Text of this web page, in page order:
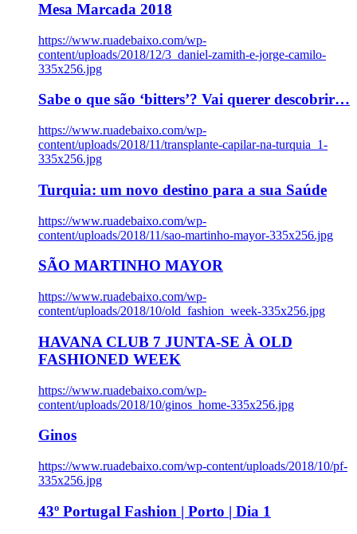
Mesa Marcada 2018
https://www.ruadebaixo.com/wp-
content/uploads/2018/12/3_daniel-zamith-e-jorge-camilo-
335x256.jpg
Sabe o que são ‘bitters’? Vai querer descobrir…
https://www.ruadebaixo.com/wp-
content/uploads/2018/11/transplante-capilar-na-turquia_1-
335x256.jpg
Turquia: um novo destino para a sua Saúde
https://www.ruadebaixo.com/wp-
content/uploads/2018/11/sao-martinho-mayor-335x256.jpg
SÃO MARTINHO MAYOR
https://www.ruadebaixo.com/wp-
content/uploads/2018/10/old_fashion_week-335x256.jpg
HAVANA CLUB 7 JUNTA-SE À OLD
FASHIONED WEEK
https://www.ruadebaixo.com/wp-
content/uploads/2018/10/ginos_home-335x256.jpg
Ginos
https://www.ruadebaixo.com/wp-content/uploads/2018/10/pf-
335x256.jpg
43º Portugal Fashion | Porto | Dia 1